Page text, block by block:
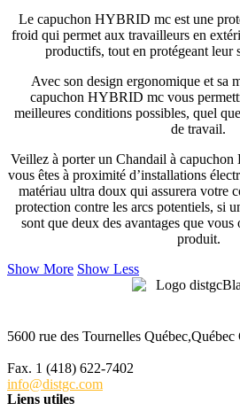
Le capuchon HYBRID mc est une
froid qui permet aux travailleurs en
productifs, tout en protégeant leur
Avec son design ergonomique et sa
capuchon HYBRID mc vous
meilleures conditions possibles, quel
de travail.
Veillez à porter un Chandail à
vous êtes à proximité d’installations
matériau ultra doux qui assurera votre
protection contre les arcs potentiels, si
sont que deux des avantages que
produit.
Show More Show Less
5600 rue des Tournelles Québec,Québec
Fax. 1 (418) 622-7402
info@distgc.com
Liens utiles